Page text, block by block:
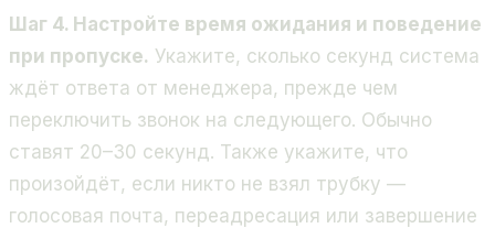
Шаг 4. Настройте время ожидания и поведение
при пропуске. Укажите, сколько секунд система
ждёт ответа от менеджера, прежде чем
переключить звонок на следующего. Обычно
ставят 20–30 секунд. Также укажите, что
произойдёт, если никто не взял трубку —
голосовая почта, переадресация или завершение